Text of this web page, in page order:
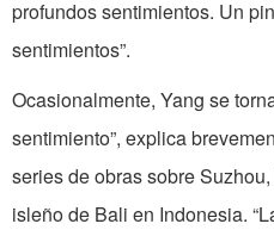
profundos sentimientos. Un
sentimientos”.
Ocasionalmente, Yang se
sentimiento”, explica
series de obras sobre
isleño de Bali en Indonesia.